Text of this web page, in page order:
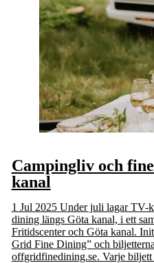
Campingliv och
kanal
1 Jul 2025 Under juli lagar TV-
dining längs Göta kanal, i ett
Fritidscenter och Göta kanal.
Grid Fine Dining” och
offgridfinedining.se. Varje biljett